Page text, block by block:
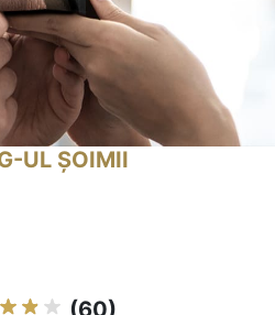
UL ȘOIMII
(60)